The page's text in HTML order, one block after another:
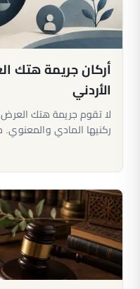
أركان جريمة هتك
الأردني
لا تقوم جريمة هتك العرض
ركنيها المادي
حدة، شروط الرضا والقصد،